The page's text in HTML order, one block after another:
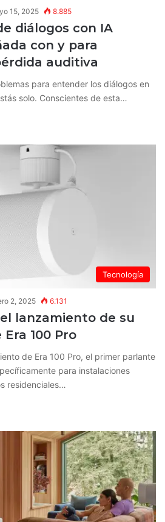
15, 2025 8.885
diálogos con IA
con y para
auditiva
para entender los diálogos en
solo. Conscientes de esta…
Tecnología
2, 2025 6.131
lanzamiento de su
100 Pro
de Era 100 Pro, el primer parlante
para instalaciones
residenciales…